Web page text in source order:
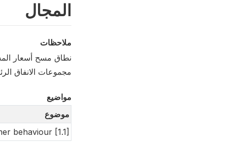
المجال
ملاحظات
نطاق مسح أسعار
مجموعات الانفاق
مواضيع
موضوع
behaviour [1.1]